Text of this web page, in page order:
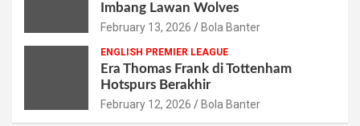
Imbang Lawan Wolves
February 13, 2026 Bola Banter
ENGLISH PREMIER LEAGUE
Era Thomas Frank di Tottenham
Hotspurs Berakhir
February 12, 2026 Bola Banter